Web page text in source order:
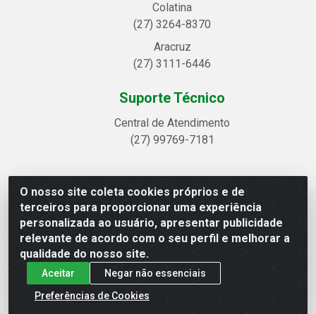
O nosso site coleta cookies próprios e de
terceiros para proporcionar uma experiência
personalizada ao usuário, apresentar publicidade
relevante de acordo com o seu perfil e melhorar a
qualidade do nosso site.
Aceitar
Negar não essenciais
Preferências de Cookies
Colatina
(27) 3264-8370
Aracruz
(27) 3111-6446
Suporte Técnico
Central de Atendimento
(27) 99769-7181
Linhavix Distribuidora LTDA - Avenida Alegre, 2521 -
Quadra314 Lote 05 e 07 - Shell, Linhares/ES - CEP
29.901-605 - CNPJ 20.857.514/0001-75